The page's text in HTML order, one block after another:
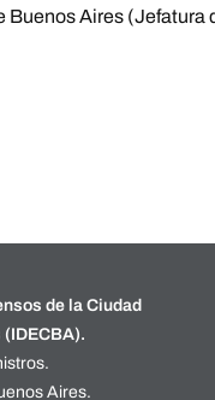
Aires (Jefatura
de la Ciudad
Aires.